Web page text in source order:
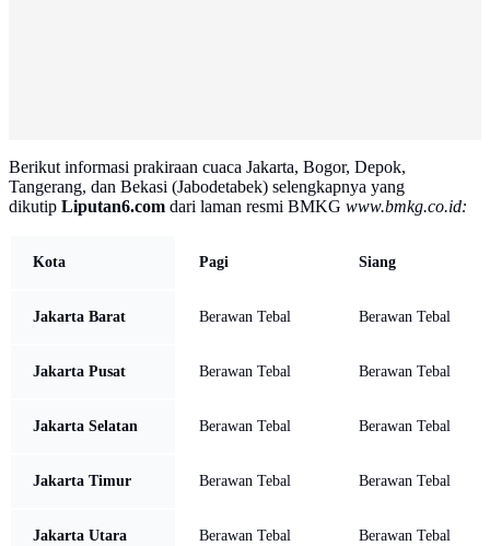
Berikut informasi prakiraan cuaca Jakarta, Bogor, Depok,
Tangerang, dan Bekasi (Jabodetabek) selengkapnya yang
dikutip Liputan6.com dari laman resmi BMKG www.bmkg.co.id:
Kota Pagi Siang
Jakarta Barat Berawan Tebal Berawan Tebal
Jakarta Pusat Berawan Tebal Berawan Tebal
Jakarta Selatan Berawan Tebal Berawan Tebal
Jakarta Timur Berawan Tebal Berawan Tebal
Jakarta Utara Berawan Tebal Berawan Tebal